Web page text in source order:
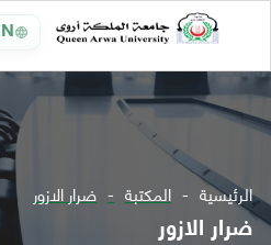
الرئيسية المكتبة ضرار الازور
ضرار الازور